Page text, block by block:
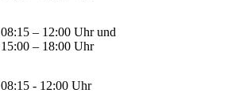
08:15 – 12:00 Uhr und
15:00 – 18:00 Uhr
08:15 - 12:00 Uhr